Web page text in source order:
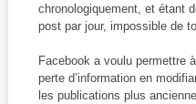
chronologiquement, et étant
post par jour, impossible de
Facebook a voulu permettre
perte d’information en
les publications plus